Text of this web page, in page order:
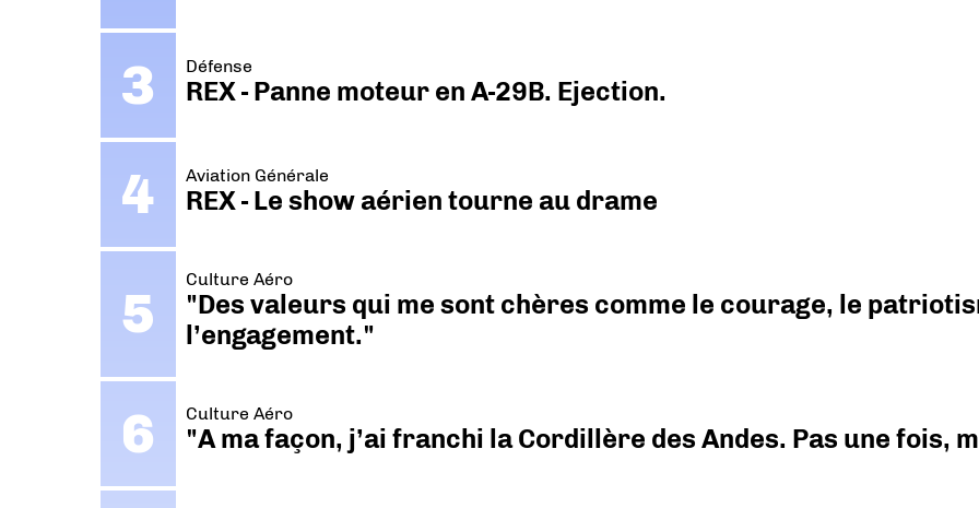
Défense
REX - Panne moteur en A-29B. Ejection.
Aviation Générale
REX - Le show aérien tourne au drame
Culture Aéro
"Des valeurs qui me sont chères comme le courage, le
l’engagement."
Culture Aéro
"A ma façon, j’ai franchi la Cordillère des Andes. Pas une fois,